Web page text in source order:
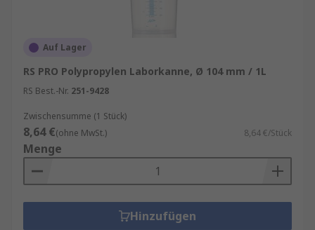
Auf Lager
RS PRO Polypropylen Laborkanne, Ø 104 mm / 1L
RS Best.-Nr. 251-9428
Zwischensumme (1 Stück)
8,64 €(ohne MwSt.) 8,64 €/Stück
Menge
Hinzufügen